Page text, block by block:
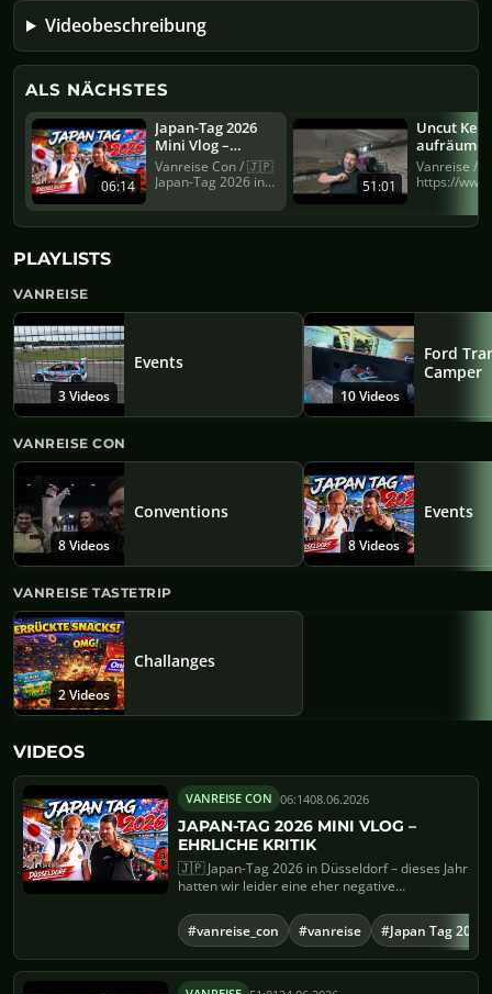
Videobeschreibung
ALS NÄCHSTES
06:14
Japan-Tag 2026
Mini Vlog –
Ehrliche Kritik
Vanreise Con / 🇯🇵
Japan-Tag 2026 in
51:01
Uncut
aufräumen
Twitch:
Vanreise /
https://
aufräu...
PLAYLISTS
VANREISE
3 Videos
Events
10 Videos
Ford
Camper
VANREISE CON
8 Videos
Conventions
8 Videos
Events
VANREISE TASTETRIP
2 Videos
Challanges
VIDEOS
VANREISE CON 06:1408.06.2026
JAPAN-TAG 2026 MINI VLOG –
EHRLICHE KRITIK
🇯🇵 Japan-Tag 2026 in Düsseldorf – dieses Jahr
hatten wir leider eine eher negative
#vanreise_con #vanreise #Japan Tag 2026